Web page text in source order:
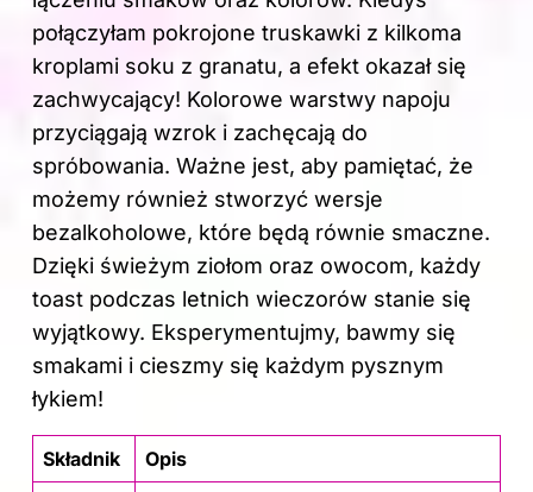
połączyłam pokrojone truskawki z kilkoma
kroplami soku z granatu, a efekt okazał się
zachwycający! Kolorowe warstwy napoju
przyciągają wzrok i zachęcają do
spróbowania. Ważne jest, aby pamiętać, że
możemy również stworzyć wersje
bezalkoholowe, które będą równie smaczne.
Dzięki świeżym ziołom oraz owocom, każdy
toast podczas letnich wieczorów stanie się
wyjątkowy. Eksperymentujmy, bawmy się
smakami i cieszmy się każdym pysznym
łykiem!
Składnik Opis